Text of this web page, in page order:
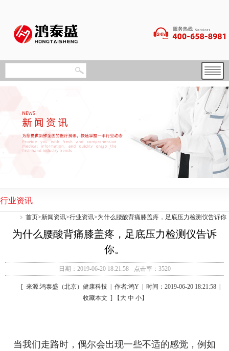
行业资讯
首页>新闻资讯>行业资讯>为什么腰酸背痛膝盖疼，足底压力检测仪告诉你
为什么腰酸背痛膝盖疼，足底压力检测仪告诉
你。
日期：2019-06-20 18:21:58 点击率：3520
[ 来源:鸿泰盛（北京）健康科技 | 作者:鸿Y | 时间：2019-06-20 18:21:58 |
收藏本文 ] 【大 中 小】
当我们走路时，偶尔会出现一些不适的感觉，例如